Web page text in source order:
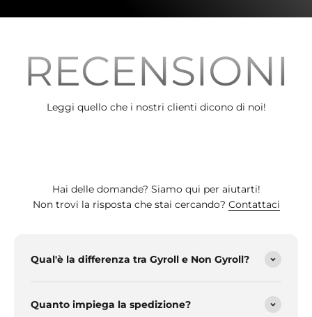
RECENSIONI
Leggi quello che i nostri clienti dicono di noi!
Hai delle domande? Siamo qui per aiutarti!
Non trovi la risposta che stai cercando? Contattaci
Qual'è la differenza tra Gyroll e Non Gyroll?
Quanto impiega la spedizione?